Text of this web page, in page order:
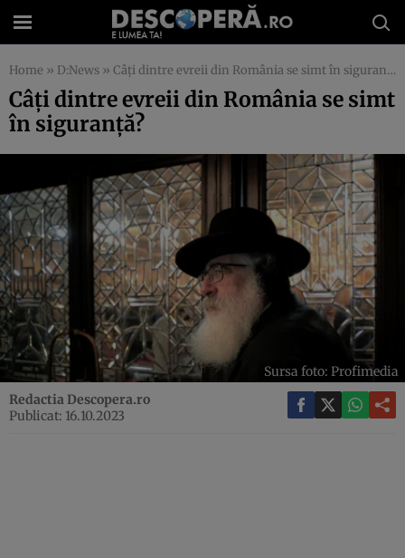
Home » D:News » Câți dintre evreii din România se simt în siguranță?
Câți dintre evreii din România se simt
în siguranță?
Sursa foto: Profimedia
Redactia Descopera.ro
Publicat: 16.10.2023